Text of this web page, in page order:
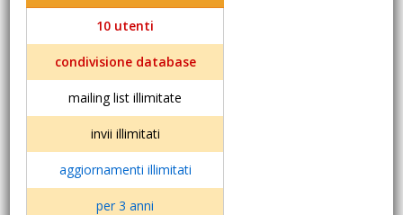
10 utenti
condivisione database
mailing list illimitate
invii illimitati
aggiornamenti illimitati
per 3 anni